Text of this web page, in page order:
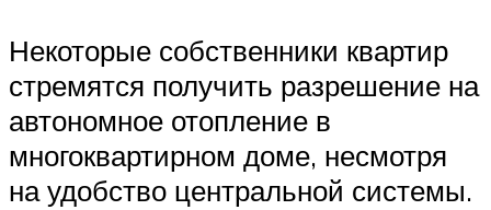
Некоторые собственники квартир
стремятся получить разрешение на
автономное отопление в
многоквартирном доме, несмотря
на удобство центральной системы.